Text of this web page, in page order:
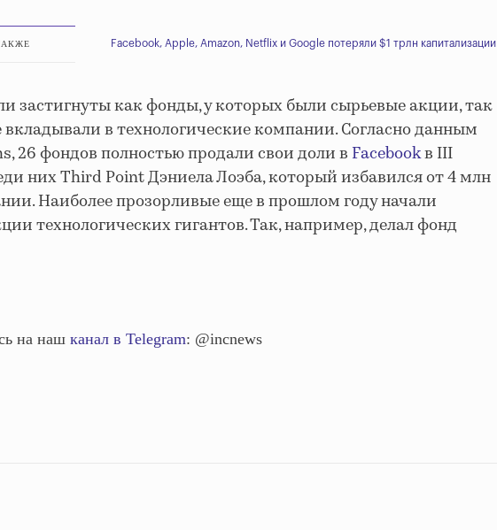
Facebook, Apple, Amazon, Netflix и Google потеряли $1 трлн капитализации
застигнуты как фонды, у которых были сырьевые акции, так
вкладывали в технологические компании. Согласно данным
26 фондов полностью продали свои доли в Facebookв III
них Third Point Дэниела Лоэба, который избавился от 4 млн
Наиболее прозорливые еще в прошлом году начали
технологических гигантов. Так, например, делал фонд
на наш канал в Telegram: @incnews